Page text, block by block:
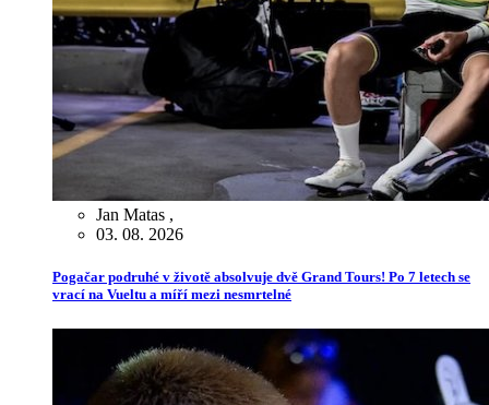
Jan Matas ,
03. 08. 2026
Pogačar podruhé v životě absolvuje dvě Grand Tours! Po 7 letech se
vrací na Vueltu a míří mezi nesmrtelné